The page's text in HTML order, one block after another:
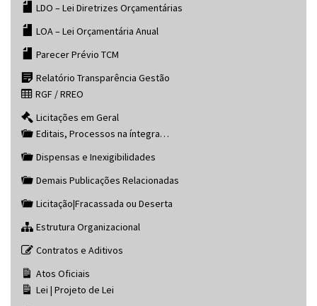
LDO – Lei Diretrizes Orçamentárias
LOA – Lei Orçamentária Anual
Parecer Prévio TCM
Relatório Transparência Gestão
RGF / RREO
Licitações em Geral
Editais, Processos na íntegra…
Dispensas e Inexigibilidades
Demais Publicações Relacionadas
Licitação|Fracassada ou Deserta
Estrutura Organizacional
Contratos e Aditivos
Atos Oficiais
Lei | Projeto de Lei